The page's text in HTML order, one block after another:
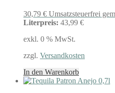
30,79 € Umsatzsteuerfrei
Literpreis: 43,99 €
exkl. 0 % MwSt.
zzgl. Versandkosten
In den Warenkorb